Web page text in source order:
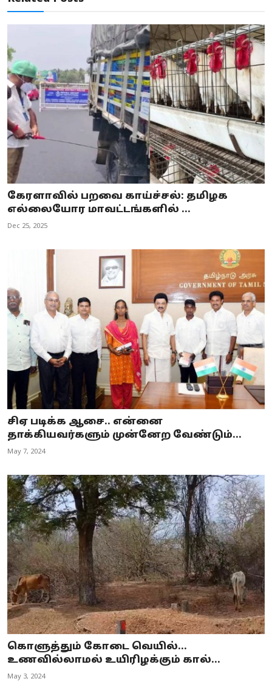
கேரளாவில் பறவை காய்ச்சல்: தமிழக
எல்லையோர மாவட்டங்களில் ...
Dec 25, 2025
சிஏ படிக்க ஆசை.. என்னை
தாக்கியவர்களும் முன்னேற வேண்டும்...
May 7, 2024
கொளுத்தும் கோடை வெயில்...
உணவில்லாமல் உயிரிழக்கும் கால்...
May 3, 2024